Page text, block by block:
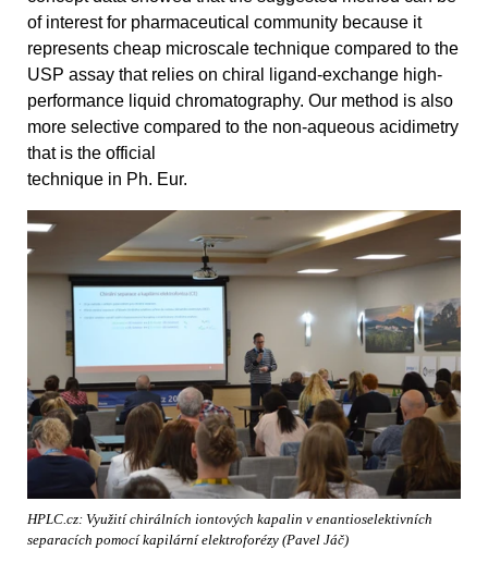
of interest for pharmaceutical community because it
represents cheap microscale technique compared to the
USP assay that relies on chiral ligand-exchange high-
performance liquid chromatography. Our method is also
more selective compared to the non-aqueous acidimetry
that is the official
technique in Ph. Eur.
HPLC.cz: Využití chirálních iontových kapalin v enantioselektivních
separacích pomocí kapilární elektroforézy (Pavel Jáč)